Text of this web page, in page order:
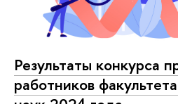
Результаты конкурса
работников